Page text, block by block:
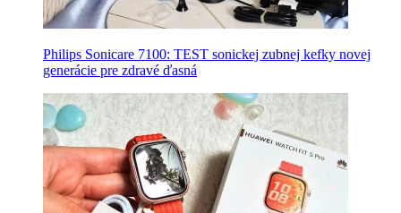
Philips Sonicare 7100: TEST sonickej zubnej kefky novej
generácie pre zdravé ďasná